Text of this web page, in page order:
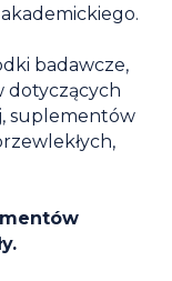
badawcze,
dotyczących
suplementów